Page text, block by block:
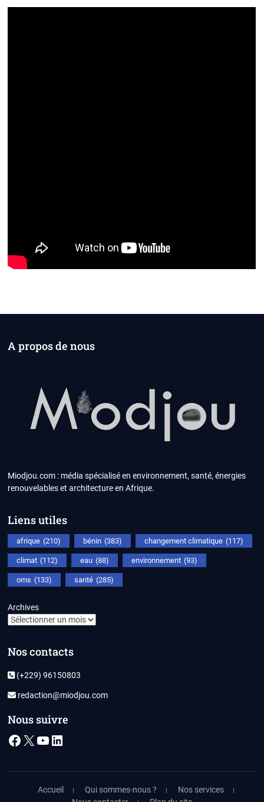
A propos de nous
Miodjou.com : média spécialisé en environnement, santé, énergies
renouvelables et architecture en Afrique.
Liens utiles
afrique (210) bénin (383) changement climatique (117)
climat (112) eau (88) environnement (93)
oms (133) santé (285)
Archives
Nos contacts
(+229) 96150803
redaction@miodjou.com
Nous suivre
Facebook
X YouTube
LinkedIn
Accueil Qui sommes-nous ?
Nos services